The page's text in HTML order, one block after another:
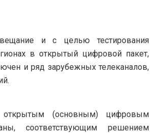
и с целью тестирования
в открытый цифровой пакет,
и ряд зарубежных телеканалов,
(основным) цифровым
соответствующим решением